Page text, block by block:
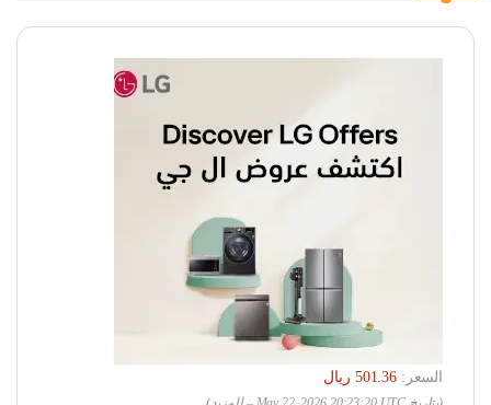
السعر:
‏501.36 ريال